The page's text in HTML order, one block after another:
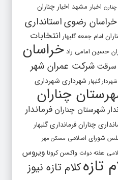
اخبار مشهد اخبار چناران
خراسان رضویاستانداری
امام جمعه گلبهار انتخابات
حسین امامی راد خراسان
سرقت شرکت عمران شهر
شهردار گلبهار شهرداری شهرداری
چناران
شهرستان چناران فرماندار
چنارانفرمانداری گلبهار
شورای اسلامی مسکن مهر
هفته دولت واکسن کرونا ویروس
تازهکلام تازه نیوز